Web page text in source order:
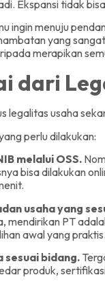
Ekspansi tidak
ingin menuju
yang
merapikan
dari
legalitas usaha
perlu dilakukan:
melalui OSS.
bisa dilakukan
usaha yang
mendirikan PT
awal yang praktis.
sesuai bidang.
produk,